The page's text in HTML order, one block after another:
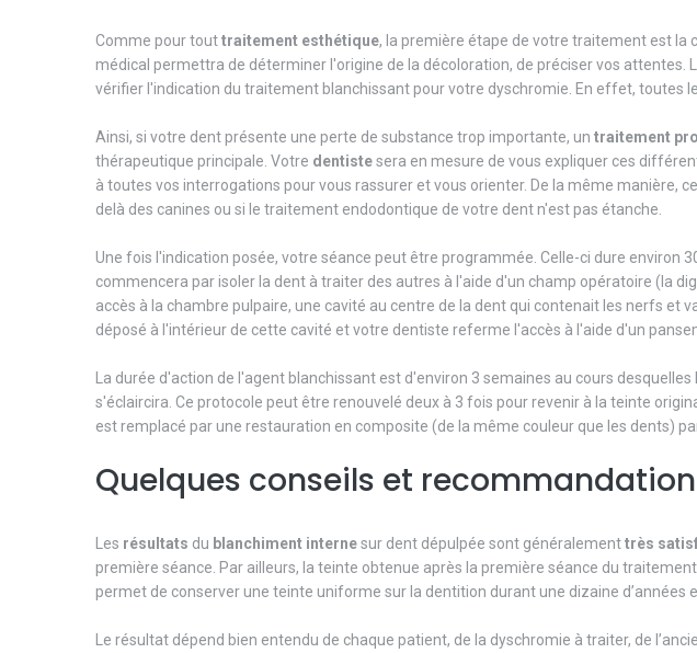
Comme pour touttraitement esthétique, la première étape de votre traitement est la
médical permettra de déterminer l'origine de la décoloration, de préciser vos attentes.
vérifier l'indication du traitement blanchissant pour votre dyschromie. En effet, toutes
Ainsi, si votre dent présente une perte de substance trop importante, un traitement
thérapeutique principale. Votre dentistesera en mesure de vous expliquer ces
à toutes vos interrogations pour vous rassurer et vous orienter. De la même manière,
delà des canines ou si le traitement endodontique de votre dent n'est pas étanche.
Une fois l'indication posée, votre séance peut être programmée. Celle-ci dure environ
commencera par isoler la dent à traiter des autres à l'aide d'un champ opératoire (la
accès à la chambre pulpaire, une cavité au centre de la dent qui contenait les nerfs et
déposé à l'intérieur de cette cavité et votre dentiste referme l'accès à l'aide d'un
La durée d'action de l'agent blanchissant est d'environ 3 semaines au cours
s'éclaircira. Ce protocole peut être renouvelé deux à 3 fois pour revenir à la teinte
est remplacé par une restauration en composite (de la même couleur que les dents)
Quelques conseils et
Les résultats du blanchiment internesur dent dépulpée sont généralementtrès
première séance. Par ailleurs, la teinte obtenue après la première séance du
permet de conserver une teinte uniforme sur la dentition durant une dizaine d’années
Le résultat dépend bien entendu de chaque patient, de la dyschromie à traiter, de